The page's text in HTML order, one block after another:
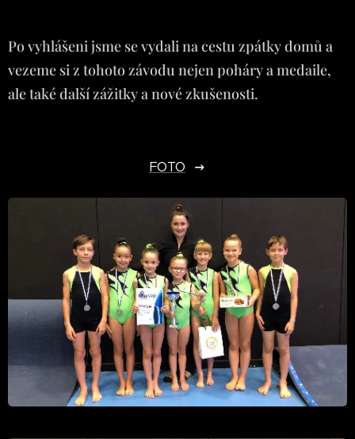
Po vyhlášeni jsme se vydali na cestu zpátky domů a
vezeme si z tohoto závodu nejen poháry a medaile,
ale také další zážitky a nové zkušenosti.
FOTO